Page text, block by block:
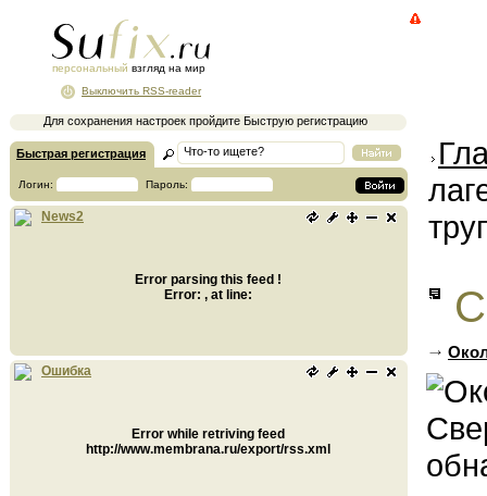
персональный взгляд на мир
Для сохранения настроек пройдите Быструю регистрацию
Выключить RSS-reader
Быстрая регистрация
Логин: Пароль:
News2
Error parsing this feed !
Error: , at line:
Ошибка
Error while retriving feed
http://www.membrana.ru/export/rss.xml